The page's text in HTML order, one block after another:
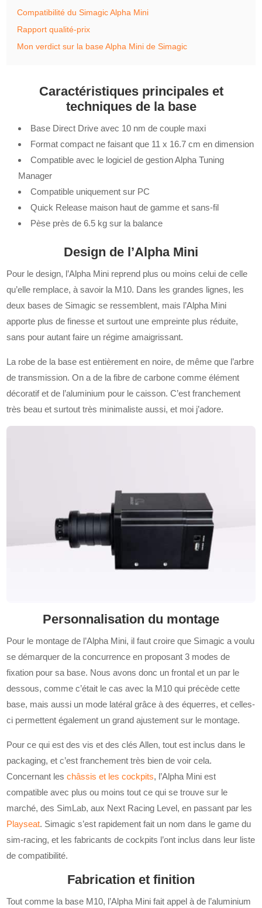
Compatibilité du Simagic Alpha Mini
Rapport qualité-prix
Mon verdict sur la base Alpha Mini de Simagic
Caractéristiques principales et
techniques de la base
Base Direct Drive avec 10 nm de couple maxi
Format compact ne faisant que 11 x 16.7 cm en dimension
Compatible avec le logiciel de gestion Alpha Tuning
Manager
Compatible uniquement sur PC
Quick Release maison haut de gamme et sans-fil
Pèse près de 6.5 kg sur la balance
Design de l’Alpha Mini
Pour le design, l’Alpha Mini reprend plus ou moins celui de celle
qu’elle remplace, à savoir la M10. Dans les grandes lignes, les
deux bases de Simagic se ressemblent, mais l’Alpha Mini
apporte plus de finesse et surtout une empreinte plus réduite,
sans pour autant faire un régime amaigrissant.
La robe de la base est entièrement en noire, de même que l’arbre
de transmission. On a de la fibre de carbone comme élément
décoratif et de l’aluminium pour le caisson. C’est franchement
très beau et surtout très minimaliste aussi, et moi j’adore.
Personnalisation du montage
Pour le montage de l’Alpha Mini, il faut croire que Simagic a voulu
se démarquer de la concurrence en proposant 3 modes de
fixation pour sa base. Nous avons donc un frontal et un par le
dessous, comme c’était le cas avec la M10 qui précède cette
base, mais aussi un mode latéral grâce à des équerres, et celles-
ci permettent également un grand ajustement sur le montage.
Pour ce qui est des vis et des clés Allen, tout est inclus dans le
packaging, et c’est franchement très bien de voir cela.
Concernant leschâssis et les cockpits, l’Alpha Mini est
compatible avec plus ou moins tout ce qui se trouve sur le
marché, des SimLab, aux Next Racing Level, en passant par les
Playseat. Simagic s’est rapidement fait un nom dans le game du
sim-racing, et les fabricants de cockpits l’ont inclus dans leur liste
de compatibilité.
Fabrication et finition
Tout comme la base M10, l’Alpha Mini fait appel à de l’aluminium